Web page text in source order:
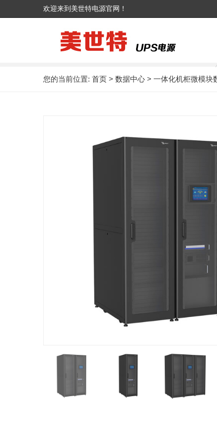
欢迎来到美世特电源官网！
您的当前位置: 首页 > 数据中心 > 一体化机柜微模块